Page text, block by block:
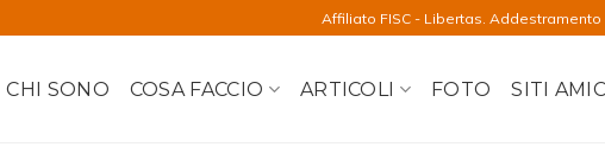
Affiliato FISC - Libertas. Addestramento
CHI SONO COSA FACCIO ARTICOLI FOTO SITI